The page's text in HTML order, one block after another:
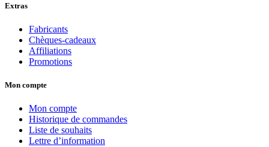
Extras
Fabricants
Chèques-cadeaux
Affiliations
Promotions
Mon compte
Mon compte
Historique de commandes
Liste de souhaits
Lettre d’information